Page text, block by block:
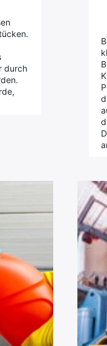
durch